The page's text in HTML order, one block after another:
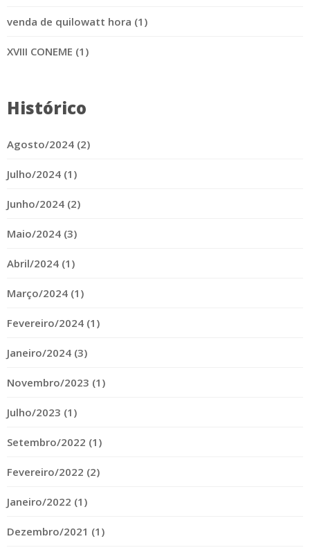
venda de quilowatt hora (1)
XVIII CONEME (1)
Histórico
Agosto/2024 (2)
Julho/2024 (1)
Junho/2024 (2)
Maio/2024 (3)
Abril/2024 (1)
Março/2024 (1)
Fevereiro/2024 (1)
Janeiro/2024 (3)
Novembro/2023 (1)
Julho/2023 (1)
Setembro/2022 (1)
Fevereiro/2022 (2)
Janeiro/2022 (1)
Dezembro/2021 (1)